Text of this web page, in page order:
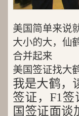
美国简单来说
大小的大，仙
合并起来
美国签证找大
我是大鹤，
签证，F1签
国签证面谈